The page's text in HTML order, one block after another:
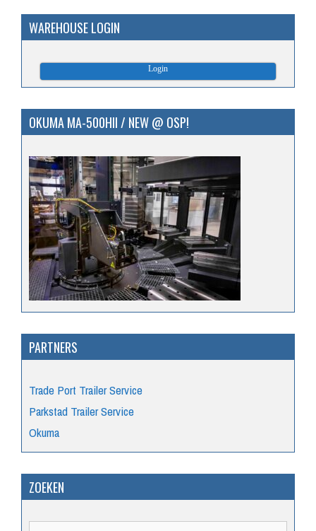
WAREHOUSE LOGIN
Login
OKUMA MA-500HII / NEW @ OSP!
PARTNERS
Trade Port Trailer Service
Parkstad Trailer Service
Okuma
ZOEKEN